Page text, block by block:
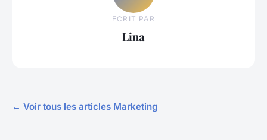
ECRIT PAR
Lina
← Voir tous les articles Marketing